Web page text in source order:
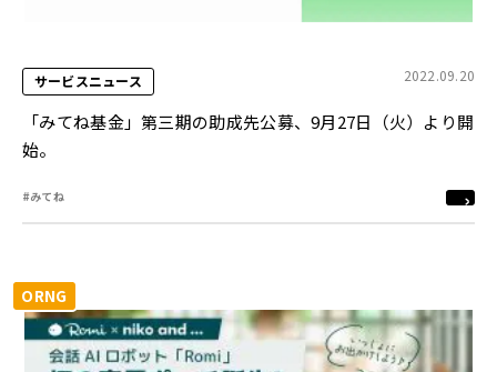
サービスニュース 2022.09.20
「みてね基金」第三期の助成先公募、9月27日（火）より開
始。
#みてね
ORNG